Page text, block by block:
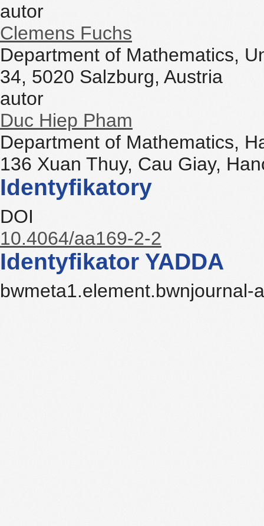
autor
Clemens Fuchs
Department of Mathematics,
34, 5020 Salzburg, Austria
autor
Duc Hiep Pham
Department of Mathematics,
136 Xuan Thuy, Cau Giay,
Identyfikatory
DOI
10.4064/aa169-2-2
Identyfikator YADDA